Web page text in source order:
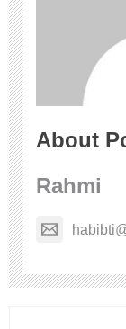
About
Rahmi